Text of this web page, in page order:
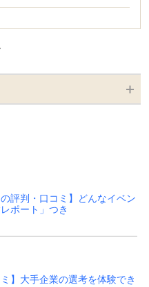
の評判・口コミ】どんなイベン
ポート」つき
】大手企業の選考を体験でき